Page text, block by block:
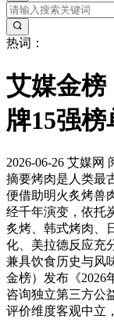
热词：
艾媒金榜
牌15强榜
2026-06-26 艾媒网
摘要烤肉是人类最
便借助明火炙烤兽
经千年演变，依托
炙烤、韩式烤肉、
化、美拉德反应充
兼具饮食历史与风
金榜）发布《2026
咨询独立第三方公
评价维度客观中立